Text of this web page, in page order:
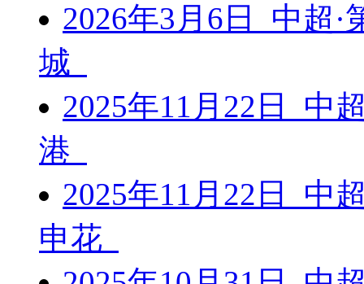
2026年3月6日 中超
城
2025年11月22日 中
港
2025年11月22日 中
申花